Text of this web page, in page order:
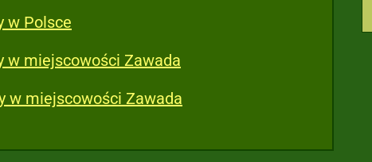
w Polsce
w miejscowości Zawada
w miejscowości Zawada